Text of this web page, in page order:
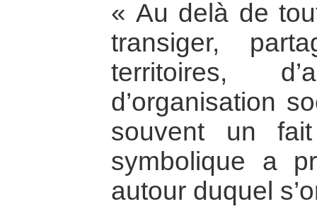
« Au delà de
transiger,
territoires,
d’organisation
souvent un fait
symbolique a
autour duquel